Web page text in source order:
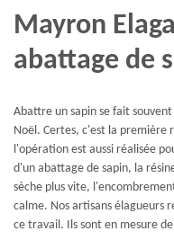
Mayron
abattage de
Abattre un sapin se fait
Noël. Certes, c'est la première
l'opération est aussi réalisée
d'un abattage de sapin, la
sèche plus vite,
calme. Nos artisans élagueurs
ce travail. Ils sont en mesure